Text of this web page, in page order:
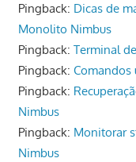
Pingback: Dicas de
Monolito Nimbus
Pingback: Terminal
Pingback:
Pingback:
Nimbus
Pingback: Monitorar
Nimbus